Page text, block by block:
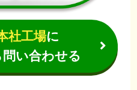
社工場に
い合わせる